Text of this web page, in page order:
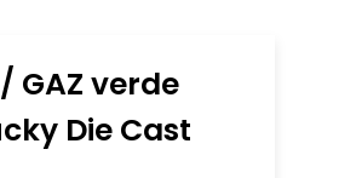
GAZ verde
Die Cast